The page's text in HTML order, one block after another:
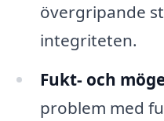
övergripande
integriteten.
Fukt- och
problem med